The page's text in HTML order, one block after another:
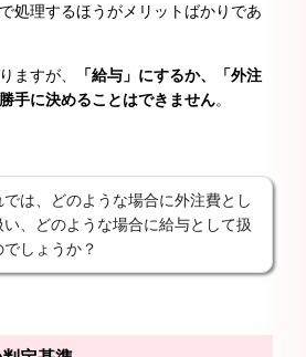
処理するほうがメリットばかりであ
ますが、
「給与」にするか、「外注
手に決めることはできません。
では、どのような場合に外注費とし
い、どのような場合に給与として扱
でしょうか？